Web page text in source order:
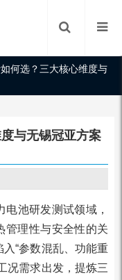
何选？三大核心维度与
与无锡冠亚方案
池研发测试领域，
管理性与安全性的关
“参数混乱、功能重
况需求出发，提炼三